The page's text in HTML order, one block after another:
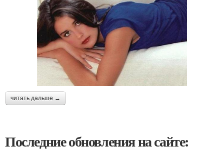
читать дальше →
Последние обновления на сайте: